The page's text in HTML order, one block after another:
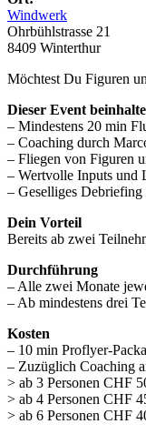
Windwerk
Ohrbühlstrasse 21
8409 Winterthur
Möchtest Du Figuren
Dieser Event
– Mindestens 20 min
– Coaching durch
– Fliegen von Figuren
– Wertvolle Inputs und
– Geselliges
Dein Vorteil
Bereits ab zwei
Durchführung
– Alle zwei Monate
– Ab mindestens drei
Kosten
– 10 min Proflyer-
– Zuzüglich Coaching
> ab 3 Personen CHF
> ab 4 Personen CHF
> ab 6 Personen CHF